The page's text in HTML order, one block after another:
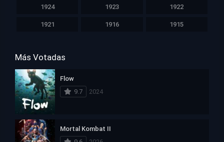
1924 1923 1922
1921 1916 1915
Más Votadas
Flow
9.7
2024
Mortal Kombat II